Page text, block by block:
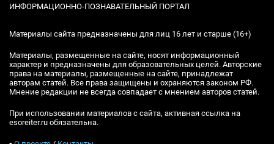
ИНФОРМАЦИОННО-ПОЗНАВАТЕЛЬНЫЙ ПОРТАЛ
Материалы сайта предназначены для лиц 16 лет и старше (16+)
Материалы, размещенные на сайте, носят информационный
характер и предназначены для образовательных целей. Авторские
права на материалы, размещенные на сайте, принадлежат
авторам статей. Все права защищены и охраняются законом РФ.
Мнение редакции не всегда совпадает с мнением авторов статей.
При использовании материалов с сайта, активная ссылка на
esoreiter.ru обязательна.